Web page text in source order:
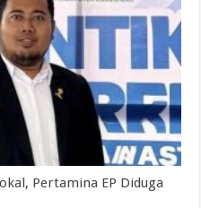
Pertamina EP Diduga